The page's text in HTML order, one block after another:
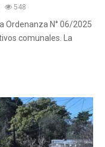
548
Ordenanza N° 06/2025
comunales. La